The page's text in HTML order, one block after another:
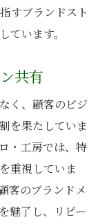
すブランドスト
ています。
共有
く、顧客のビジ
を果たしていま
・工房では、特
重視していま
客のブランドメ
魅了し、リピー